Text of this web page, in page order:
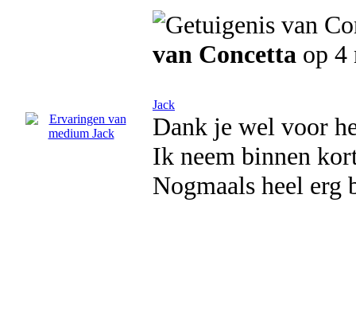
van Concetta op 4
Jack
Dank je wel voor
Ik neem binnen
Nogmaals heel erg